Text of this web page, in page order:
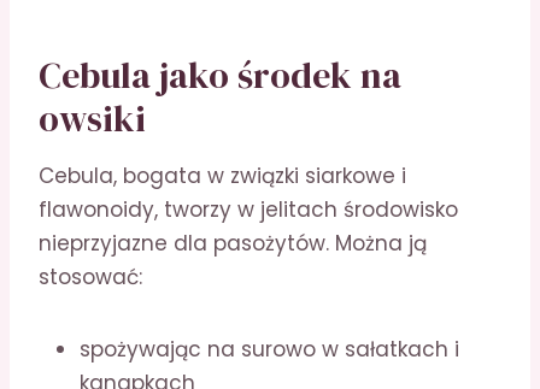
Cebula jako środek na
owsiki
Cebula, bogata w związki siarkowe i
flawonoidy, tworzy w jelitach środowisko
nieprzyjazne dla pasożytów. Można ją
stosować:
spożywając na surowo w sałatkach i
kanapkach